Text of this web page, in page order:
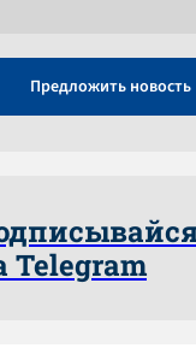
Предложить новость
Telegram